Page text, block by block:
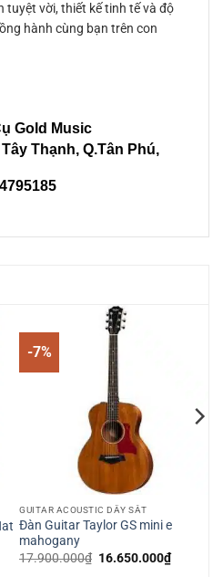
tuyệt vời, thiết kế tinh tế và độ
hành cùng bạn trên con
Gold Music
Thạnh, Q.Tân Phú,
-7%
GUITAR ACOUSTIC DÂY SẮT
Đàn Guitar Taylor GS mini e
mahogany
17.900.000₫ Giá
16.650.000₫Giá
hiện